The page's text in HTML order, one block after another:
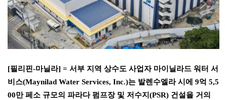
[필리핀-마닐라] = 서부 지역 상수도 사업자 마이닐라드 워터 서
비스(Maynilad Water Services, Inc.)는 발렌수엘라 시에 9억 5,5
00만 페소 규모의 파라다 펌프장 및 저수지 (PSR) 건설을 거의